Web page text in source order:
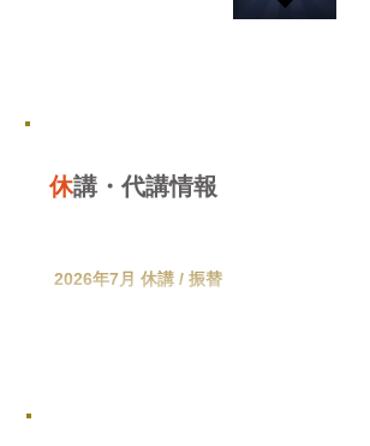
休講・代講情報
2026年7月 休講 / 振替